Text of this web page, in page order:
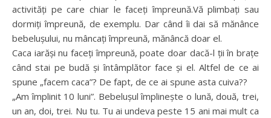
activități pe care chiar le faceți împreună.Vă plimbați sau
dormiți împreună, de exemplu. Dar când îi dai să mănânce
bebelușului, nu mâncați împreună, mănâncă doar el.
Caca iarăși nu faceți împreună, poate doar dacă-l ții în brațe
când stai pe budă și întâmplător face și el. Altfel de ce ai
spune „facem caca”? De fapt, de ce ai spune asta cuiva??
„Am împlinit 10 luni”. Bebelușul împlinește o lună, două, trei,
un an, doi, trei. Nu tu. Tu ai undeva peste 15 ani mai mult ca